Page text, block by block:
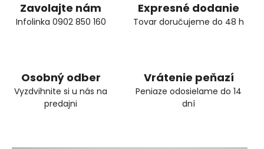
Zavolajte nám
Infolinka 0902 850 160
Expresné dodanie
Tovar doručujeme do 48 h
Osobný odber
Vyzdvihnite si u nás na
predajni
Vrátenie peňazí
Peniaze odosielame do 14
dní